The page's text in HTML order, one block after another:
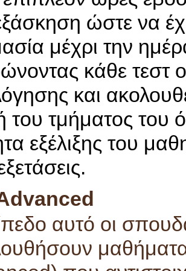
ώστε να
μέχρι την
κάθε τεστ
και
του τμήματος του
εξέλιξης του
αυτό οι